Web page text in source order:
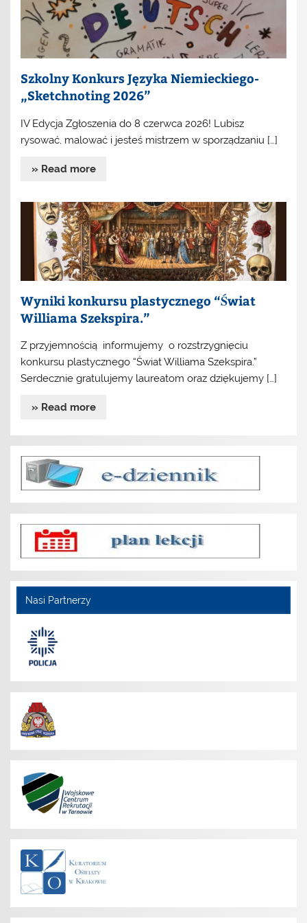
Szkolny Konkurs Języka Niemieckiego-
„Sketchnoting 2026”
IV Edycja Zgłoszenia do 8 czerwca 2026! Lubisz
rysować, malować i jesteś mistrzem w sporządzaniu […]
» Read more
Wyniki konkursu plastycznego “Świat
Williama Szekspira.”
Z przyjemnością informujemy o rozstrzygnięciu
konkursu plastycznego “Świat Williama Szekspira.”
Serdecznie gratulujemy laureatom oraz dziękujemy […]
» Read more
Nasi Partnerzy